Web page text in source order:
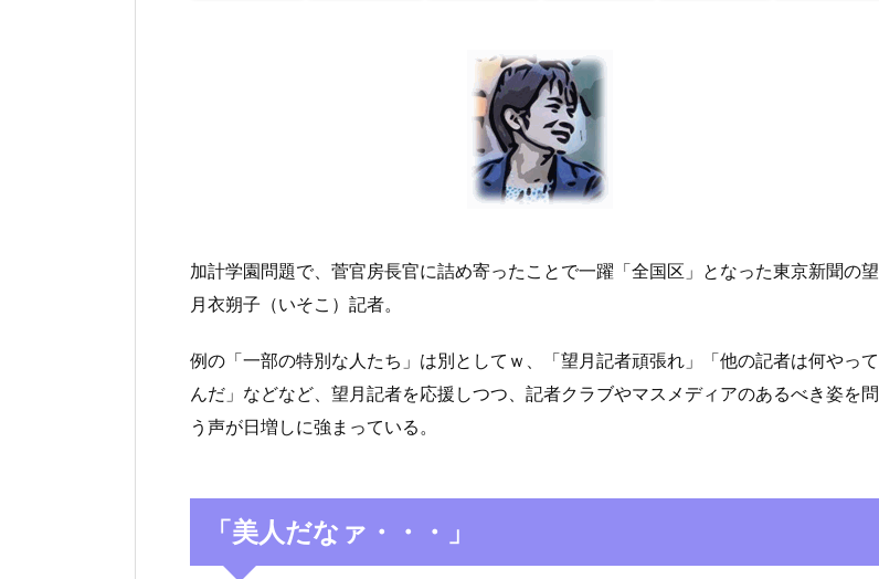
加計学園問題で、菅官房長官に詰め寄ったことで一躍「全国区」となった東京新聞の望
月衣朔子（いそこ）記者。
例の「一部の特別な人たち」は別としてｗ、「望月記者頑張れ」「他の記者は何やって
んだ」などなど、望月記者を応援しつつ、記者クラブやマスメディアのあるべき姿を問
う声が日増しに強まっている。
「美人だなァ・・・」